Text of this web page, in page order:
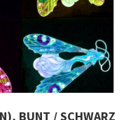
BUNT / SCHWARZ